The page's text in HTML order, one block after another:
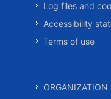
Log files and
Accessibility
Terms of use
ORGANIZATION